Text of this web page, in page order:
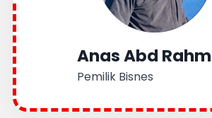
Anas Abd
Pemilik Bisnes